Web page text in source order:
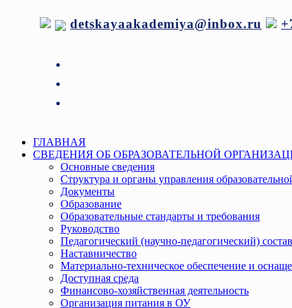
detskayaakademiya@inbox.ru
МенюГЛАВНАЯ
СВЕДЕНИЯ ОБ ОБРАЗОВАТЕЛЬНОЙ
Основные сведения
Структура и органы управления
Документы
Образование
Образовательные стандарты и требования
Руководство
Педагогический (научно-педагогический) состав
Наставничество
Материально-техническое обеспечение и
Доступная среда
Финансово-хозяйственная деятельность
Организация питания в ОУ